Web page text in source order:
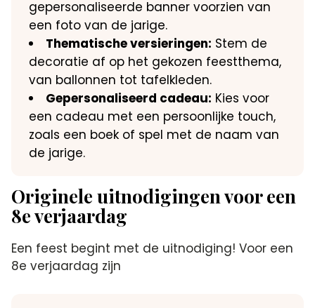
gepersonaliseerde banner voorzien van
een foto van de jarige.
Thematische versieringen: Stem de
decoratie af op het gekozen feestthema,
van ballonnen tot tafelkleden.
Gepersonaliseerd cadeau: Kies voor
een cadeau met een persoonlijke touch,
zoals een boek of spel met de naam van
de jarige.
Originele uitnodigingen voor een
8e verjaardag
Een feest begint met de uitnodiging! Voor een
8e verjaardag zijn